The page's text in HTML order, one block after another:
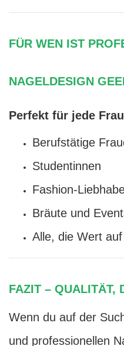
FÜR WEN IST
NAGELDESIGN
Perfekt für jede Frau
Berufstätige
Studentinnen
Fashion-
Bräute und
Alle, die Wert
FAZIT – QUALITÄT,
Wenn du auf der
und professionellen